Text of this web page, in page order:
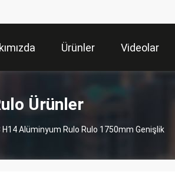
Ürünler Videolar
Ürünler
Alüminyum Rulo Rulo 1750mm Genişlik